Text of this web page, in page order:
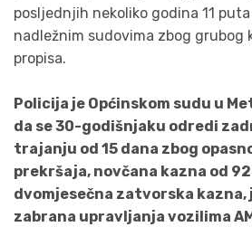
posljednjih nekoliko godina 11
nadležnim sudovima zbog grubog
propisa.
Policija je Općinskom sudu u
da se 30-godišnjaku odredi
trajanju od 15 dana zbog
prekršaja, novčana kazna od
dvomjesečna zatvorska
zabrana upravljanja vozilima